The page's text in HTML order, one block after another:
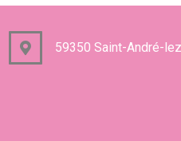
59350 Saint-André-